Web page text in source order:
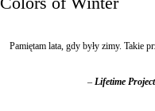
Pamiętam lata, gdy były zimy. Takie
– Lifetime Project